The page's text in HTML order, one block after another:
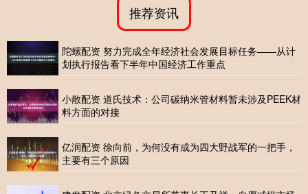
推荐资讯
陀螺配资 努力完成全年经济社会发展目标任务——从计
划执行报告看下半年中国经济工作重点
小散配资 道氏技术：公司碳纳米管材料暂未涉及PEEK材
料方面的对接
亿润配资 徐向前，为何没有成为四大野战军的一把手，
主要有三个原因